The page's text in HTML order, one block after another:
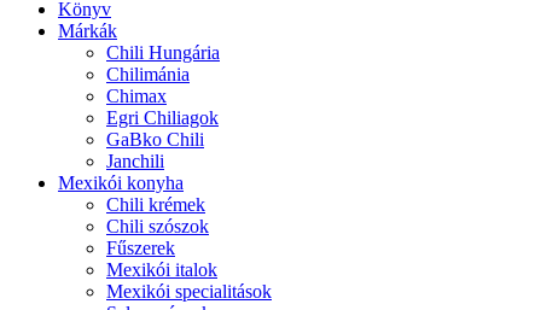
Könyv
Márkák
Chili Hungária
Chilimánia
Chimax
Egri Chiliagok
GaBko Chili
Janchili
Mexikói konyha
Chili krémek
Chili szószok
Fűszerek
Mexikói italok
Mexikói specialitások